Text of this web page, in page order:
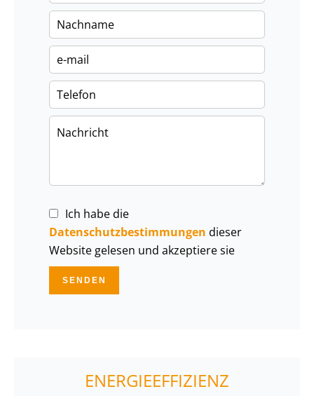
Ich habe die
Datenschutzbestimmungen dieser
Website gelesen und akzeptiere sie
SENDEN
ENERGIEEFFIZIENZ